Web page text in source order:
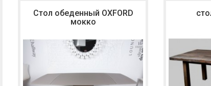
Стол обеденный OXFORD
мокко